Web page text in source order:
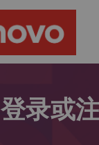
登录或